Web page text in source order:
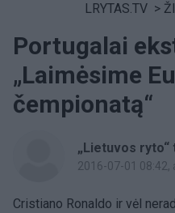
LRYTAS.TV >
Portugalai
„Laimėsime
čempionatą“
„Lietuvos ryto“
2016-07-01 08:42,
Cristiano Ronaldo ir vėl